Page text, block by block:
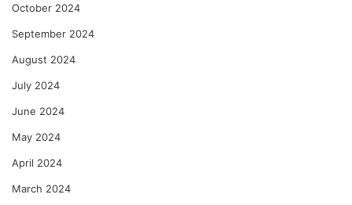
October 2024
September 2024
August 2024
July 2024
June 2024
May 2024
April 2024
March 2024